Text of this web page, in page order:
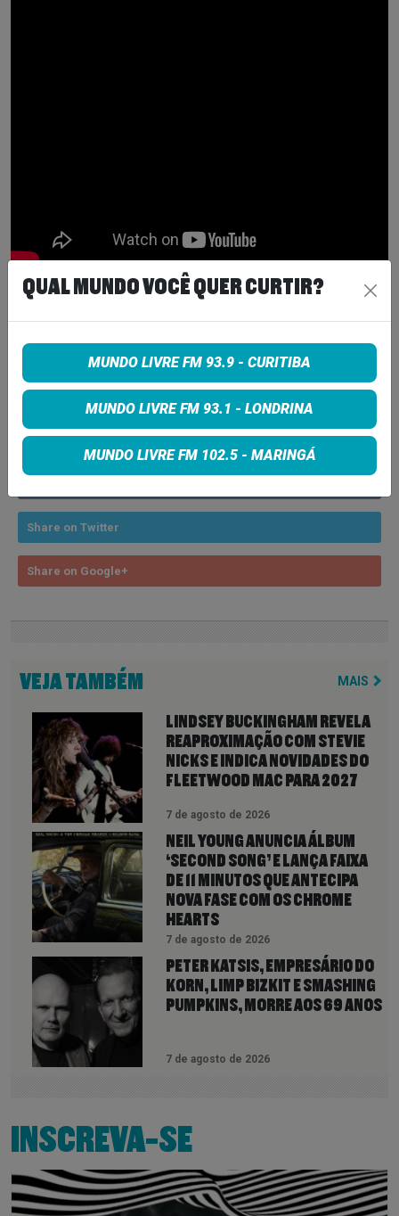
Tags:
Beatles
COMPARTILHE
Share on Twitter
Share on Google+
VEJA TAMBÉM MAIS
LINDSEY BUCKINGHAM REVELA
REAPROXIMAÇÃO COM STEVIE
NICKS E INDICA NOVIDADES DO
FLEETWOOD MAC PARA 2027
7 de agosto de 2026
NEIL YOUNG ANUNCIA ÁLBUM
‘SECOND SONG’ E LANÇA FAIXA
DE 11 MINUTOS QUE ANTECIPA
NOVA FASE COM OS CHROME
HEARTS
7 de agosto de 2026
PETER KATSIS, EMPRESÁRIO DO
KORN, LIMP BIZKIT E SMASHING
PUMPKINS, MORRE AOS 69 ANOS
7 de agosto de 2026
INSCREVA-SE
QUAL MUNDO VOCÊ QUER CURTIR?
MUNDO LIVRE FM 93.9 - CURITIBA
MUNDO LIVRE FM 93.1 - LONDRINA
MUNDO LIVRE FM 102.5 - MARINGÁ